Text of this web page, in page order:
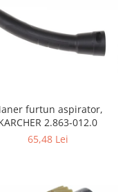
furtun aspirator,
2.863-012.0
65,48 Lei